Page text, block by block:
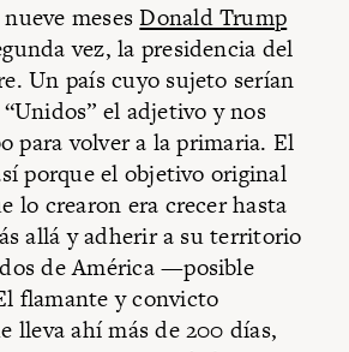
mesesDonald Trump
vez, la presidencia del
Un país cuyo sujeto serían
el adjetivo y nos
para volver a la primaria. El
porque el objetivo original
lo crearon era crecer hasta
allá y adherir a su territorio
de América —posible
flamante y convicto
lleva ahí más de 200 días,